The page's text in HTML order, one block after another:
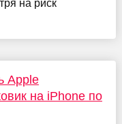
на риск
Apple
на iPhone по